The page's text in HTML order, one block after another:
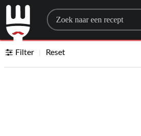
Search for a recipe
Filter Reset